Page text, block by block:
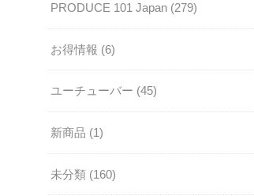
PRODUCE 101 Japan (279)
お得情報 (6)
ユーチューバー (45)
新商品 (1)
未分類 (160)